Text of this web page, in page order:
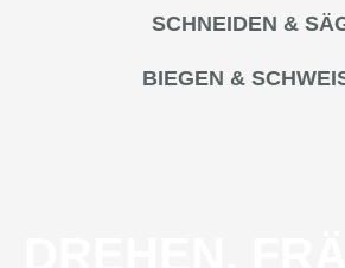
SCHNEIDEN &
BIEGEN &